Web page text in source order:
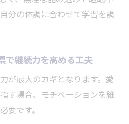
分の体調に合わせて学習を調
で継続力を高める工夫
が最大のカギとなります。愛
す場合、モチベーションを維
要です。